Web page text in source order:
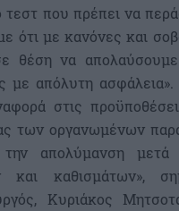
τεστ που πρέπει να
ότι με κανόνες και
θέση να
με απόλυτη
στις
των οργανωμένων
απολύμανση
και καθισμάτων»,
Κυριάκος